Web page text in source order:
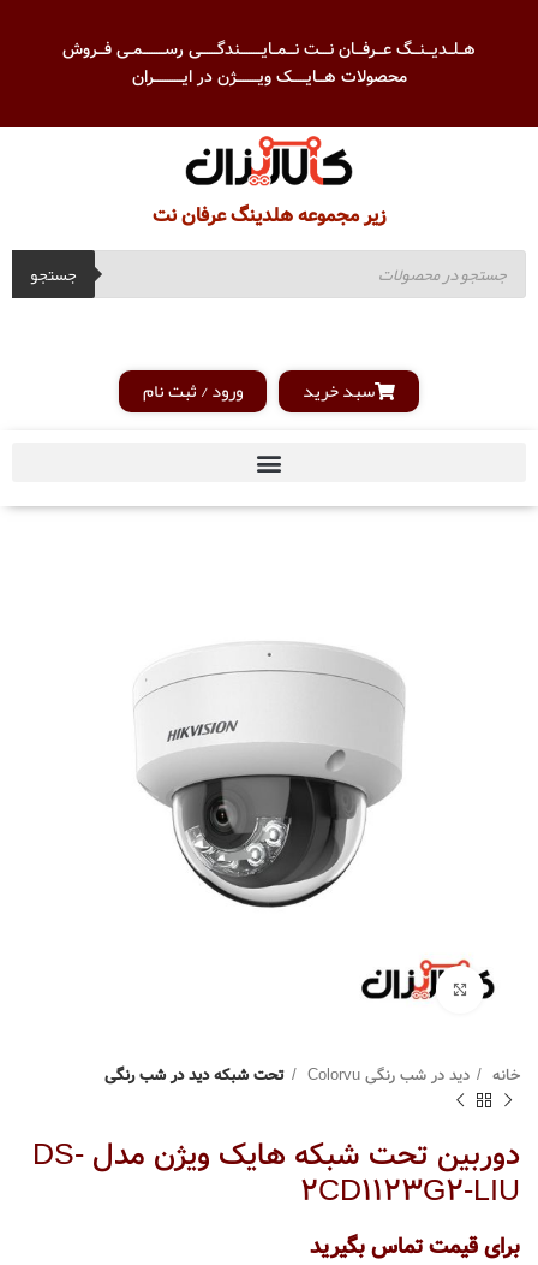
هــلــدیـــنـــگ عـــرفـــان نــــت نـــمــایـــــــــندگـــــــی رســـــــــمــی فـــروش
محصولات هـــایــــــک ویـــــــــژن در ایــــــــــــران
زیر مجموعه هلدینگ عرفان نت
جستجو
سبد خرید ورود / ثبت نام
Click to enlarge
خانه دید در شب رنگی Colorvu تحت شبکه دید در شب رنگی
دوربین تحت شبکه هایک ویژن مدل DS-
2CD1123G2-LIU
برای قیمت تماس بگیرید